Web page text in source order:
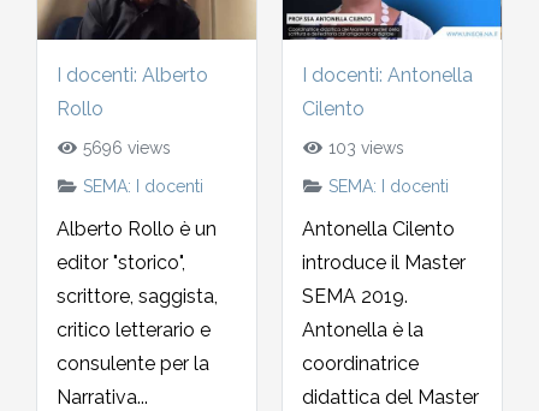
I docenti: Alberto
Rollo
5696 views
SEMA: I docenti
Alberto Rollo è un
editor "storico",
scrittore, saggista,
critico letterario e
consulente per la
Narrativa...
I docenti: Antonella
Cilento
103 views
SEMA: I docenti
Antonella Cilento
introduce il Master
SEMA 2019.
Antonella è la
coordinatrice
didattica del Master
2007-2008
2005-2006
2004-2005
2003-2004
2002-2003